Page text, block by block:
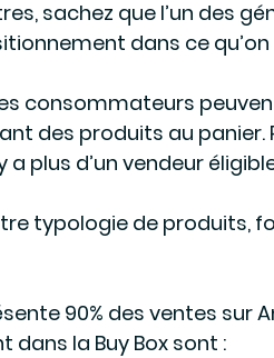
sachez que l’un des
dans ce
consommateurs
des produits au panier.
plus d’un vendeur
typologie de produits,
90% des ventes sur
la Buy Box sont :